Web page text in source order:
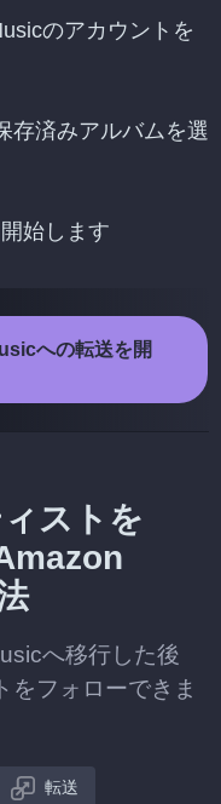
のアカウントを
存済みアルバムを選
始します
への転送を開
ストを
へ移行した後
をフォローできま
転送